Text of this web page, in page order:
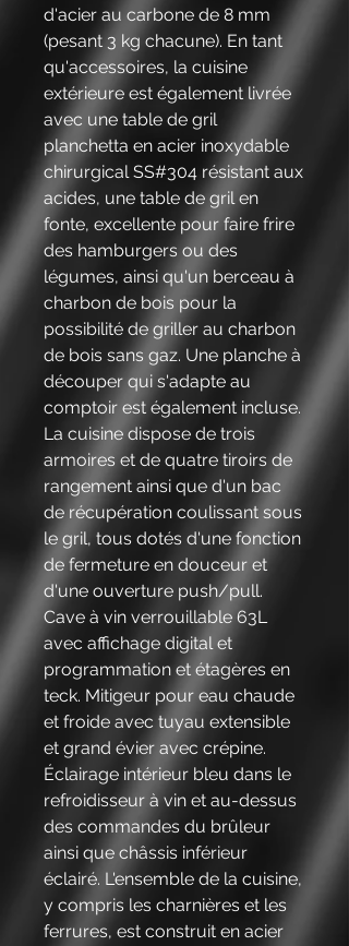
d'acier au carbone de 8 mm
(pesant 3 kg chacune). En tant
qu'accessoires, la cuisine
extérieure est également livrée
avec une table de gril
planchetta en acier inoxydable
chirurgical SS#304 résistant aux
acides, une table de gril en
fonte, excellente pour faire frire
des hamburgers ou des
légumes, ainsi qu'un berceau à
charbon de bois pour la
possibilité de griller au charbon
de bois sans gaz. Une planche à
découper qui s'adapte au
comptoir est également incluse.
La cuisine dispose de trois
armoires et de quatre tiroirs de
rangement ainsi que d'un bac
de récupération coulissant sous
le gril, tous dotés d'une fonction
de fermeture en douceur et
d'une ouverture push/pull.
Cave à vin verrouillable 63L
avec affichage digital et
programmation et étagères en
teck. Mitigeur pour eau chaude
et froide avec tuyau extensible
et grand évier avec crépine.
Éclairage intérieur bleu dans le
refroidisseur à vin et au-dessus
des commandes du brûleur
ainsi que châssis inférieur
éclairé. L'ensemble de la cuisine,
y compris les charnières et les
ferrures, est construit en acier